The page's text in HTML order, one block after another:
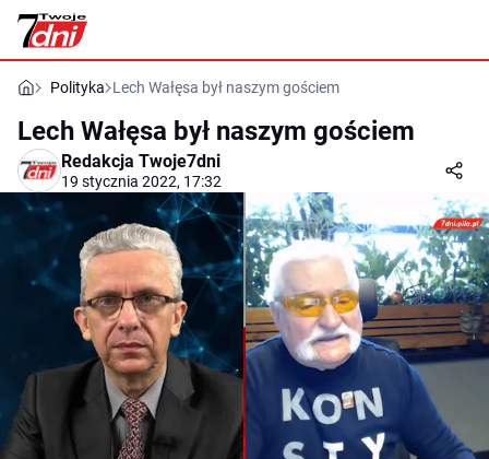
Polityka Lech Wałęsa był naszym gościem
Lech Wałęsa był naszym gościem
Redakcja Twoje7dni
19 stycznia 2022, 17:32